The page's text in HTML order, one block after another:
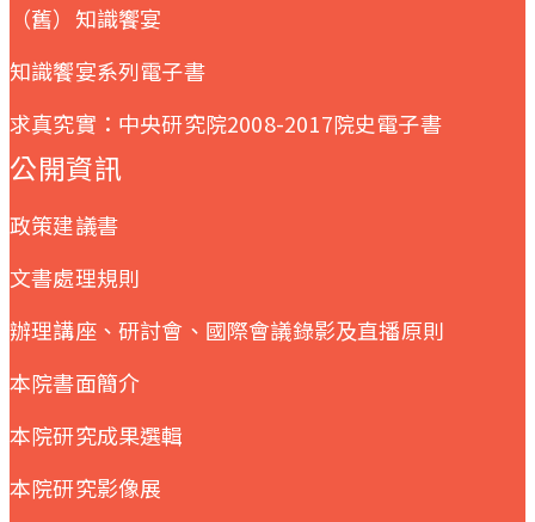
（舊）知識饗宴
知識饗宴系列電子書
求真究實：中央研究院2008-2017院史電子書
公開資訊
政策建議書
文書處理規則
辦理講座、研討會、國際會議錄影及直播原則
本院書面簡介
本院研究成果選輯
本院研究影像展